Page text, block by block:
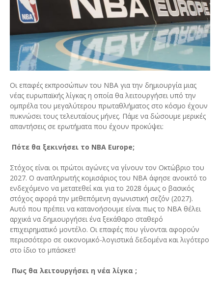
Οι επαφές εκπροσώπων του ΝΒΑ για την δημιουργία μιας
νέας ευρωπαϊκής λίγκας η οποία θα λειτουργήσει υπό την
ομπρέλα του μεγαλύτερου πρωταθλήματος στο κόσμο έχουν
πυκνώσει τους τελευταίους μήνες. Πάμε να δώσουμε μερικές
απαντήσεις σε ερωτήματα που έχουν προκύψει:
Πότε θα ξεκινήσει το NBA Europe;
Στόχος είναι οι πρώτοι αγώνες να γίνουν τον Οκτώβριο του
2027. Ο αναπληρωτής κομισάριος του NBA άφησε ανοικτό το
ενδεχόμενο να μετατεθεί και για το 2028 όμως ο βασικός
στόχος αφορά την μεθεπόμενη αγωνιστική σεζόν (2027).
Αυτό που πρέπει να κατανοήσουμε είναι πως το ΝΒΑ θέλει
αρχικά να δημιουργήσει ένα ξεκάθαρο σταθερό
επιχειρηματικό μοντέλο. Οι επαφές που γίνονται αφορούν
περισσότερο σε οικονομικό-λογιστικά δεδομένα και λιγότερο
στο ίδιο το μπάσκετ!
Πως θα λειτουργήσει η νέα λίγκα ;